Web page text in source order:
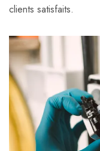
clients satisfaits.